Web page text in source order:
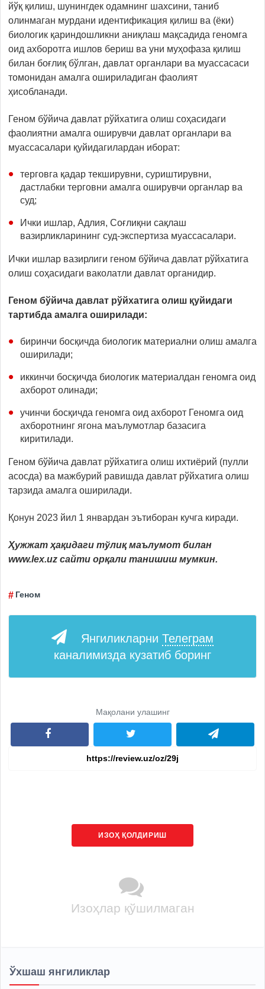
йўқ қилиш, шунингдек одамнинг шахсини, таниб
олинмаган мурдани идентификация қилиш ва (ёки)
биологик қариндошликни аниқлаш мақсадида геномга
оид ахборотга ишлов бериш ва уни муҳофаза қилиш
билан боғлиқ бўлган, давлат органлари ва муассасаси
томонидан амалга ошириладиган фаолият
ҳисобланади.
Геном бўйича давлат рўйхатига олиш соҳасидаги
фаолиятни амалга оширувчи давлат органлари ва
муассасалари қуйидагилардан иборат:
терговга қадар текширувни, суриштирувни,
дастлабки терговни амалга оширувчи органлар ва
суд;
Ички ишлар, Адлия, Соғлиқни сақлаш
вазирликларининг суд-экспертиза муассасалари.
Ички ишлар вазирлиги геном бўйича давлат рўйхатига
олиш соҳасидаги ваколатли давлат органидир.
Геном бўйича давлат рўйхатига олиш қуйидаги
тартибда амалга оширилади:
биринчи босқичда биологик материални олиш амалга
оширилади;
иккинчи босқичда биологик материалдан геномга оид
ахборот олинади;
учинчи босқичда геномга оид ахборот Геномга оид
ахборотнинг ягона маълумотлар базасига
киритилади.
Геном бўйича давлат рўйхатига олиш ихтиёрий (пулли
асосда) ва мажбурий равишда давлат рўйхатига олиш
тарзида амалга оширилади.
Қонун 2023 йил 1 январдан эътиборан кучга киради.
Ҳужжат ҳақидаги тўлиқ маълумот билан
www.lex.uz сайти орқали танишиш мумкин.
Геном
Янгиликларни Телеграм
каналимизда кузатиб боринг
Мақолани улашинг
ИЗОҲ ҚОЛДИРИШ
Изоҳлар қўшилмаган
Ўхшаш янгиликлар